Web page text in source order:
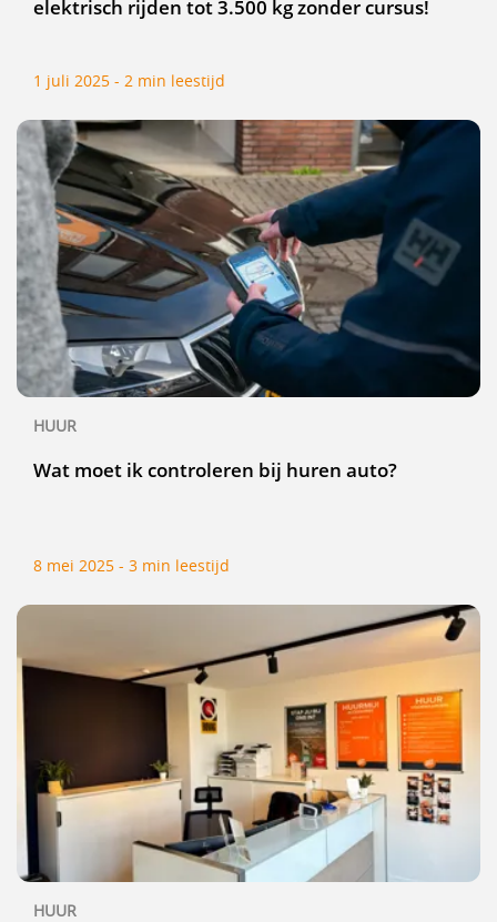
elektrisch rijden tot 3.500 kg zonder cursus!
1 juli 2025 - 2 min leestijd
HUUR
Wat moet ik controleren bij huren auto?
8 mei 2025 - 3 min leestijd
HUUR